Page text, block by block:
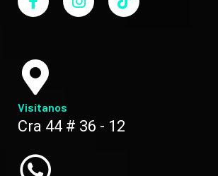
Visítanos
Cra 44 # 36 - 12